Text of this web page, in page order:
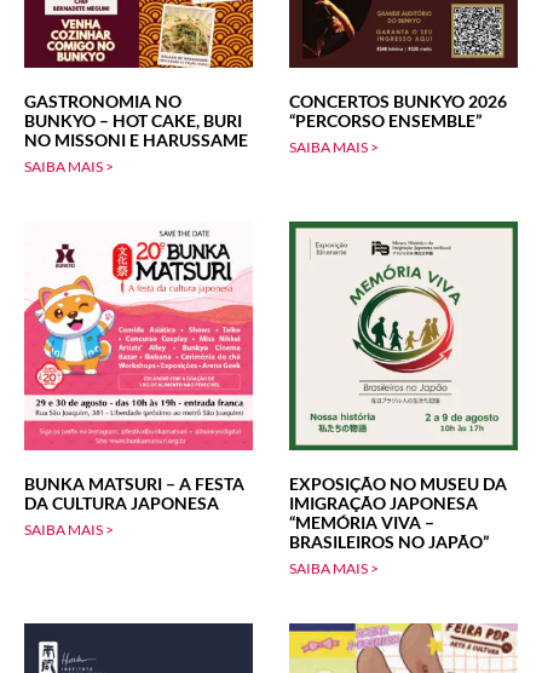
GASTRONOMIA NO
BUNKYO – HOT CAKE, BURI
NO MISSONI E HARUSSAME
SAIBA MAIS >
CONCERTOS BUNKYO 2026
“PERCORSO ENSEMBLE”
SAIBA MAIS >
BUNKA MATSURI – A FESTA
DA CULTURA JAPONESA
SAIBA MAIS >
EXPOSIÇÃO NO MUSEU DA
IMIGRAÇÃO JAPONESA
“MEMÓRIA VIVA –
BRASILEIROS NO JAPÃO”
SAIBA MAIS >